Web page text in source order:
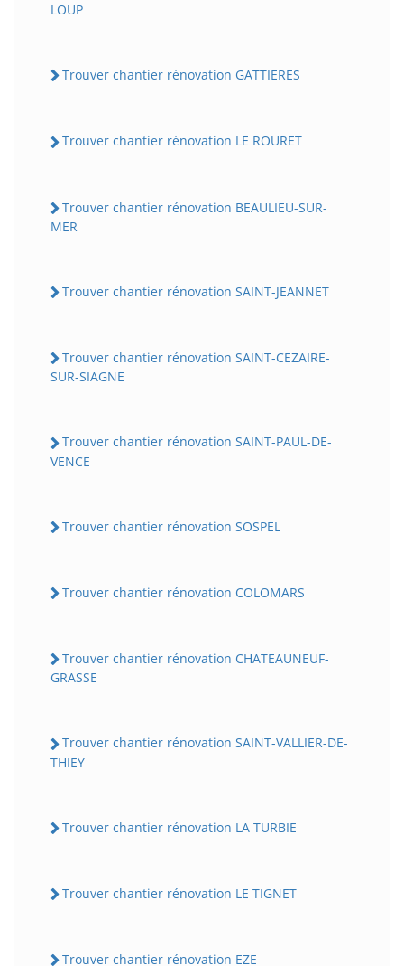
LOUP
Trouver chantier rénovation GATTIERES
Trouver chantier rénovation LE ROURET
Trouver chantier rénovation BEAULIEU-SUR-
MER
Trouver chantier rénovation SAINT-JEANNET
Trouver chantier rénovation SAINT-CEZAIRE-
SUR-SIAGNE
Trouver chantier rénovation SAINT-PAUL-DE-
VENCE
Trouver chantier rénovation SOSPEL
Trouver chantier rénovation COLOMARS
Trouver chantier rénovation CHATEAUNEUF-
GRASSE
Trouver chantier rénovation SAINT-VALLIER-DE-
THIEY
Trouver chantier rénovation LA TURBIE
Trouver chantier rénovation LE TIGNET
Trouver chantier rénovation EZE